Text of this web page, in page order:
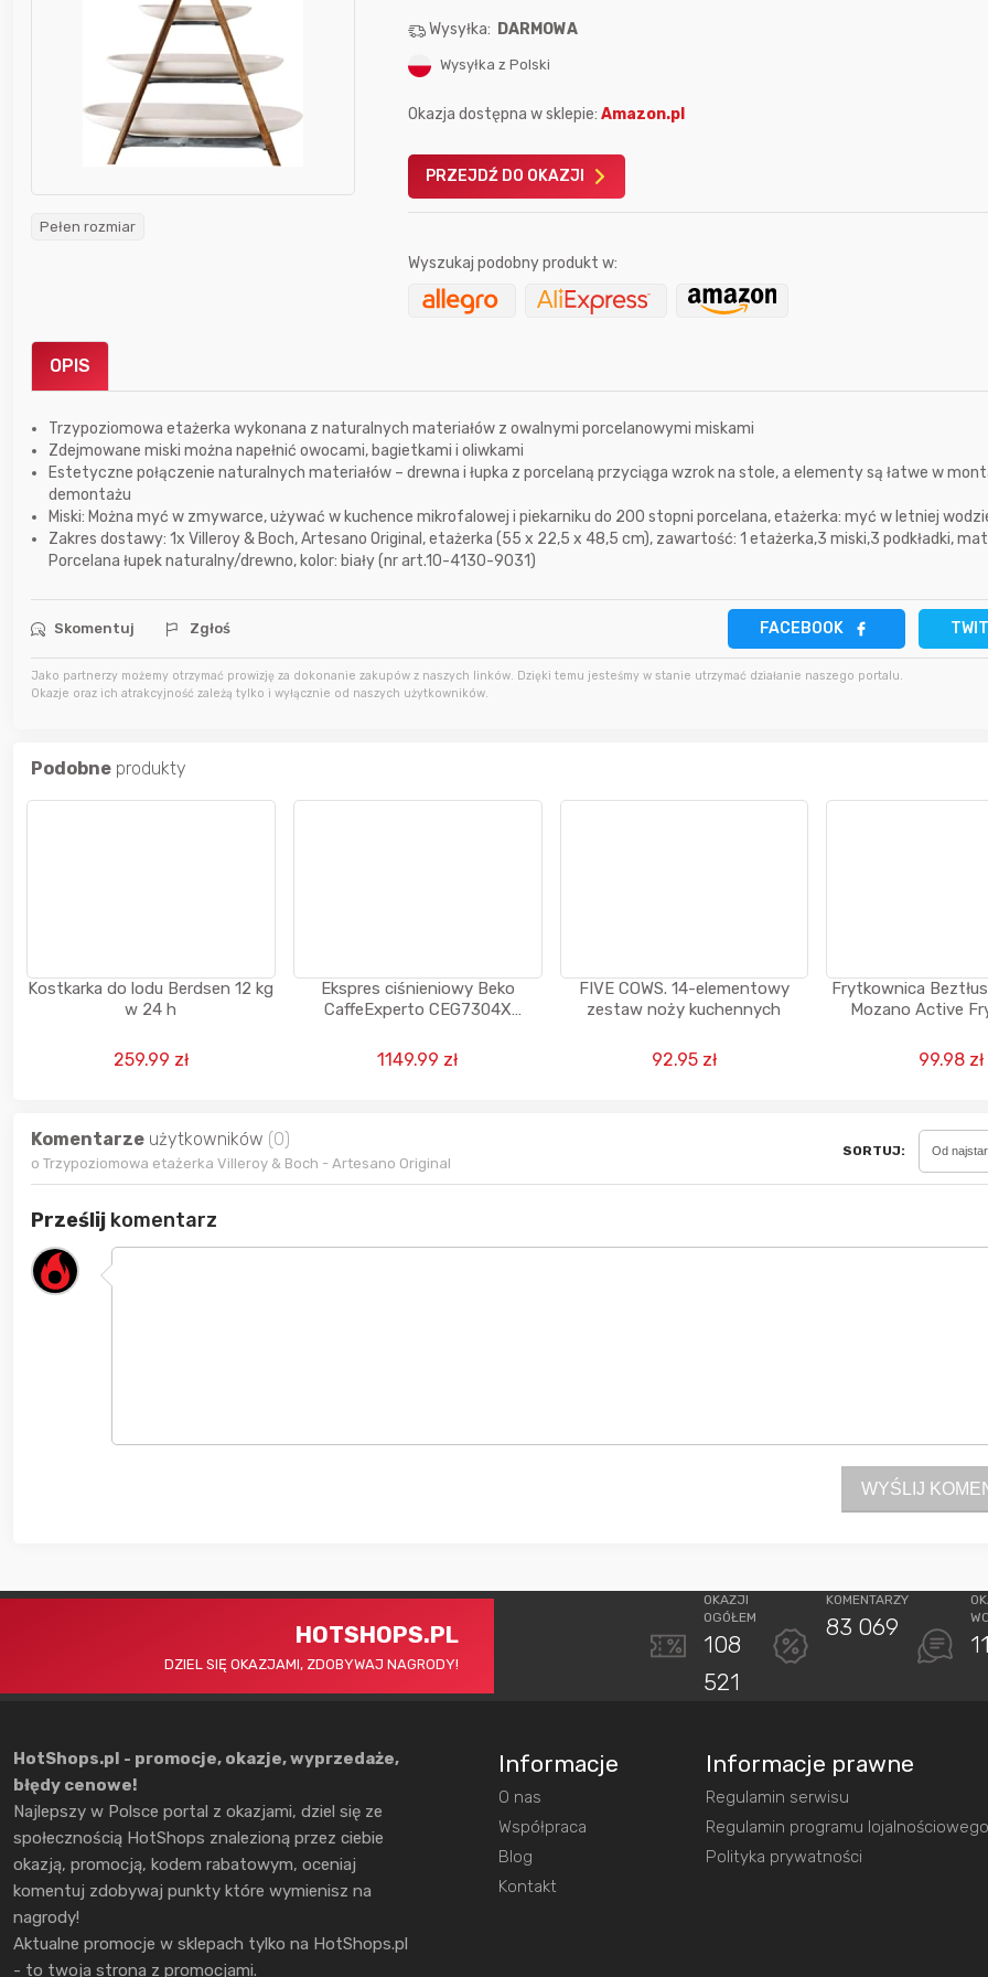
Pełen rozmiar
Wysyłka: DARMOWA
Wysyłka z Polski
Okazja dostępna w sklepie:Amazon.pl
PRZEJDŹ DO OKAZJI
Wyszukaj podobny produkt w:
OPIS
Trzypoziomowa etażerka wykonana z naturalnych materiałów z owalnymi porcelanowymi miskami
Zdejmowane miski można napełnić owocami, bagietkami i oliwkami
Estetyczne połączenie naturalnych materiałów – drewna i łupka z porcelaną przyciąga wzrok na stole, a elementy są łatwe w
demontażu
Miski: Można myć w zmywarce, używać w kuchence mikrofalowej i piekarniku do 200 stopni porcelana, etażerka: myć w letniej
Zakres dostawy: 1x Villeroy & Boch, Artesano Original, etażerka (55 x 22,5 x 48,5 cm), zawartość: 1 etażerka,3 miski,3 podkładki,
Porcelana łupek naturalny/drewno, kolor: biały (nr art.10-4130-9031)
Skomentuj Zgłoś FACEBOOK
Jako partnerzy możemy otrzymać prowizję za dokonanie zakupów z naszych linków. Dzięki temu jesteśmy w stanie utrzymać działanie naszego portalu.
Okazje oraz ich atrakcyjność zależą tylko i wyłącznie od naszych użytkowników.
Podobne produkty
Kostkarka do lodu Berdsen 12 kg
w 24 h
259.99 zł
Ekspres ciśnieniowy Beko
CaffeExperto CEG7304X
1149.99 zł
FIVE COWS. 14-elementowy
zestaw noży kuchennych
92.95 zł
Frytkownica
Mozano Active
99.98 zł
Komentarze użytkowników (0)
o Trzypoziomowa etażerka Villeroy & Boch - Artesano Original
SORTUJ: Od
Prześlij komentarz
WYŚLIJ
beztłuszczowa
Fryer
Gofrownica GÖTZE & JENSEN
DW900 1600W
Karta podarunkowa
Allegro 150zł
12 godzin temu bartekcmg
12 godzin temu krzys837
13 godzin temu Maciejlak
Przed chwilą Bolkox
22 sekundy temu Thulnir
Thulnir
godzinę temu apm
3 godziny temu
3 godziny temu
5 godzin temu
12 godzin temu
Czy moze ktos to
wytłumaczyc.
Katalog nagród
HOTSHOPS.PL
DZIEL SIĘ OKAZJAMI, ZDOBYWAJ NAGRODY!
OKAZJI
OGÓŁEM
108
521
KOMENTARZY
83 069
HotShops.pl - promocje, okazje, wyprzedaże,
błędy cenowe!
Najlepszy w Polsce portal z okazjami, dziel się ze
społecznością HotShops znalezioną przez ciebie
okazją, promocją, kodem rabatowym, oceniaj
komentuj zdobywaj punkty które wymienisz na
nagrody!
Aktualne promocje w sklepach tylko na HotShops.pl
- to twoja strona z promocjami.
Informacje
O nas
Współpraca
Blog
Kontakt
Informacje prawne
Regulamin serwisu
Regulamin programu lojalnościowego
Polityka prywatności